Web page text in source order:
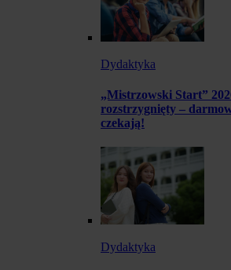
Dydaktyka
„Mistrzowski Start”
rozstrzygnięty –
czekają!
Dydaktyka